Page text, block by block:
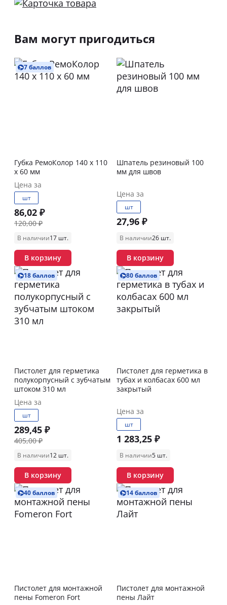
Вам могут пригодиться
7 баллов
Губка РемоКолор 140 x 110
x 60 мм
Цена за
шт
86,02 ₽
120,00 ₽
В наличии17 шт.
В корзину
Шпатель резиновый 100
мм для швов
Цена за
шт
27,96 ₽
В наличии26 шт.
В корзину
18 баллов
Пистолет для герметика
полукорпусный с зубчатым
штоком 310 мл
Цена за
шт
289,45 ₽
405,00 ₽
В наличии12 шт.
В корзину
80 баллов
Пистолет для герметика в
тубах и колбасах 600 мл
закрытый
Цена за
шт
1 283,25 ₽
В наличии5 шт.
В корзину
40 баллов
Пистолет для монтажной
пены Fomeron Fort
14 баллов
Пистолет для монтажной
пены Лайт